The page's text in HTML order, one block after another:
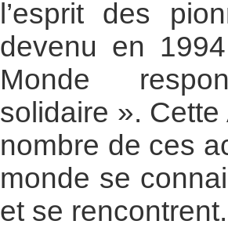
l’esprit des
devenu en
Monde
solidaire ».
nombre de ces
monde se
et se rencontrent.